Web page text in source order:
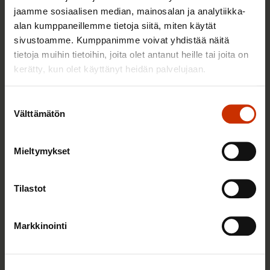
jaamme sosiaalisen median, mainosalan ja analytiikka-
alan kumppaneillemme tietoja siitä, miten käytät
sivustoamme. Kumppanimme voivat yhdistää näitä
tietoja muihin tietoihin, joita olet antanut heille tai joita on
kerätty, kun olet käyttänyt heidän palvelujaan.
valinta
Välttämätön
Mieltymykset
Tilastot
Markkinointi
Mikä muuttui määräaikaisissa työsuhteissa? Lue
juristin vastaukset!
TASA-ARVO JA YHDENVERTAISUUS
Hallitus heikentää jälleen työntekijöiden